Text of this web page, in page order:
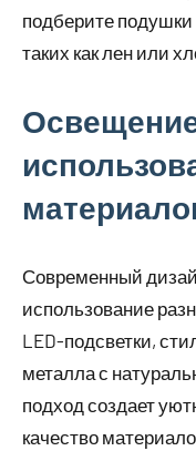
подберите
таких как лен или
Современный
использование
LED-подсветки,
металла с
подход создает
качество